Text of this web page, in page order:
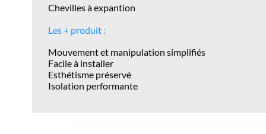
Chevilles à expantion
Les + produit :
Mouvement et manipulation simplifiés
Facile à installer
Esthétisme préservé
Isolation performante